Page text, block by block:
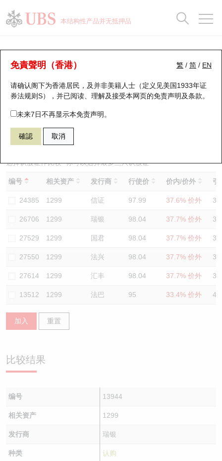
本结构性产品并无抵押品
繁 / 简 / EN
免責聲明（香港）
请确认阁下为香港居民，及并非美籍人士（定义见美国1933年证
券法规则S），并已阅读、理解及接受本网页的免责声明及条款。
未来7日不再显示本免责声明。
確認 取消
认股证分析仪
表现 街货统计 比较
13944 瑞银认购 1299 友邦保险
选择认股证作比较*你可以选择最多三只认股证
编号 相关资产 发行商 行使价 价内/价外 引
24385 1299 信证 97.99 37.6% 价外
26706 1299 瑞银 98.04 37.7% 价外
27529 1299 国君 98.04 37.7% 价外
27550 1299 法兴 98.04 37.7% 价外
27614 1299 汇丰 98.04 37.7% 价外
13512 1299 法巴 95 33.4% 价外
加入 重置
比较结果
编号 13944
相关资产 1299
发行商 瑞银
种类 认购
瑞银认股证一览
新发行瑞银认股证
即将到期认股证
认股证到期结算价查找
认股证分析仪
认股证速算机
认股证/牛熊证日志
认股证文件及公告
街货统计
比较
牛熊全景快搜
牛熊证搜寻
牛熊证街货分布图
正股牛熊证列表
新发行瑞银牛熊证
已收回牛熊证剩余价值
牛熊证到期结算价查找
牛熊证分析仪
街货统计
比较
十大升幅/跌幅
十大认股证成交分布
十天股证占大市成交
资金流
街货统计
三十大平均引伸波幅
正股分析仪
二十大活跃股份
恒指成份股
国指成份股
科指成份股
相关资产沽空
中资ETFs溢价比较
AH 股价对照
持股比重
显示所有持股比重
每月轮证大市专题
轮证专栏
讲座及教育短片
认股证投资者教育
牛熊证投资者教育
认股证牛熊证常问问题